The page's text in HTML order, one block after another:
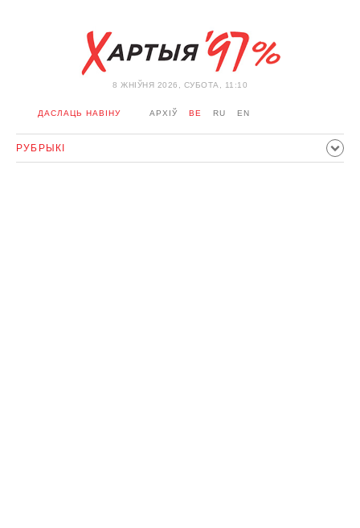
8 ЖНIЎНЯ 2026, СУБОТА, 11:10
ДАСЛАЦЬ НАВІНУ АРХІЎ BE RU EN
РУБРЫКІ